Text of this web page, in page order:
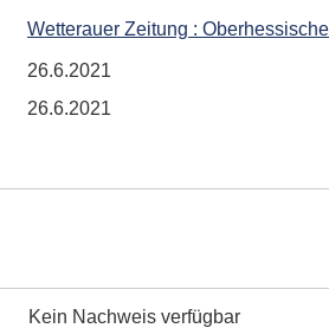
Wetterauer Zeitung :
26.6.2021
26.6.2021
Kein Nachweis verfügbar